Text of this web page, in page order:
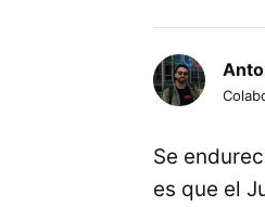
Se
es que el